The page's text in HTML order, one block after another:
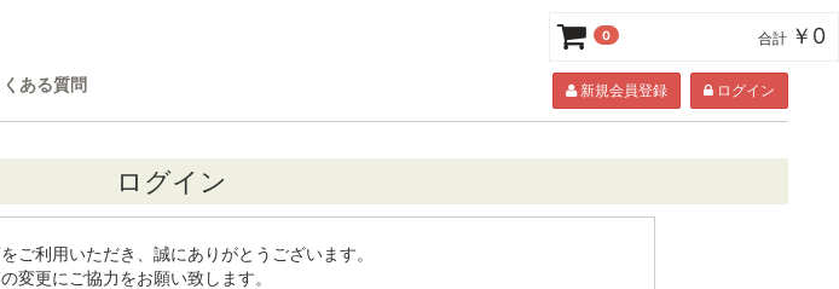
ある質問 新規会員登録 ログイン
ログイン
ご利用いただき、誠にありがとうございます。
変更にご協力をお願い致します。
0 合計 ￥0